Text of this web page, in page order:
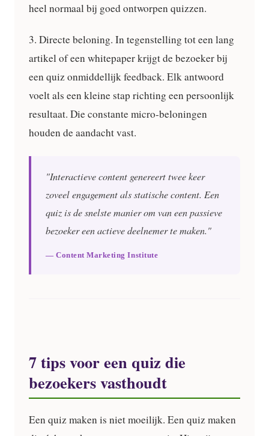
heel normaal bij goed ontworpen quizzen.
3. Directe beloning. In tegenstelling tot een lang
artikel of een whitepaper krijgt de bezoeker bij
een quiz onmiddellijk feedback. Elk antwoord
voelt als een kleine stap richting een persoonlijk
resultaat. Die constante micro-beloningen
houden de aandacht vast.
"Interactieve content genereert twee keer
zoveel engagement als statische content. Een
quiz is de snelste manier om van een passieve
bezoeker een actieve deelnemer te maken."
— Content Marketing Institute
7 tips voor een quiz die
bezoekers vasthoudt
Een quiz maken is niet moeilijk. Een quiz maken